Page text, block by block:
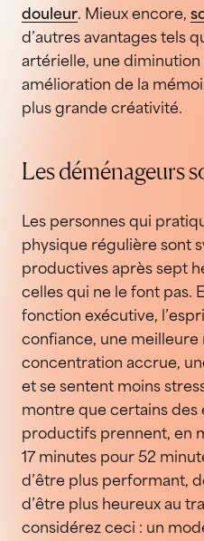
douleur. Mieux encore,
d’autres avantages tels
artérielle, une diminution
amélioration de la
plus grande créativité.
Les déménageurs
Les personnes qui
physique régulière sont
productives après sept
celles qui ne le font pas.
fonction exécutive,
confiance, une meilleure
concentration accrue,
et se sentent moins
montre que certains des
productifs prennent, en
17 minutes pour 52
d’être plus performant,
d’être plus heureux au
considérez ceci : un